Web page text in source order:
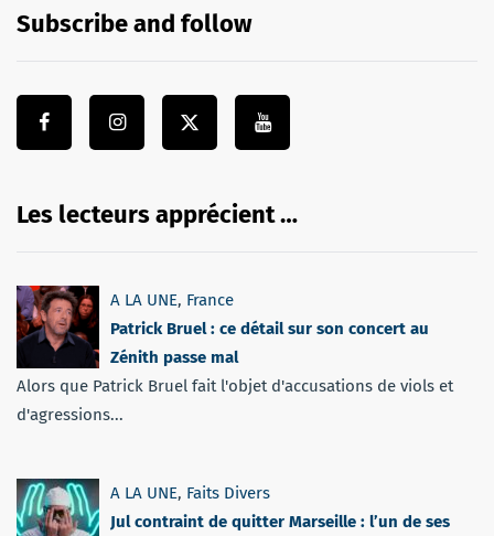
Subscribe and follow
Les lecteurs apprécient …
A LA UNE, France
Patrick Bruel : ce détail sur son concert au
Zénith passe mal
Alors que Patrick Bruel fait l'objet d'accusations de viols et
d'agressions...
A LA UNE, Faits Divers
Jul contraint de quitter Marseille : l’un de ses